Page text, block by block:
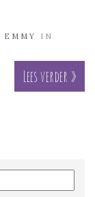
EMMY
IN
Lees verder »